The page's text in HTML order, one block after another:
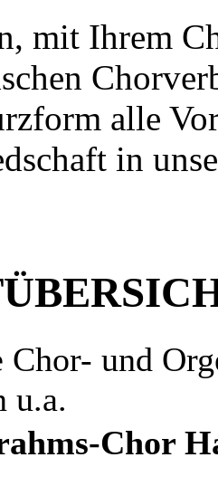
mit Ihrem
alle
in
Chor- und
u.a.
Chor